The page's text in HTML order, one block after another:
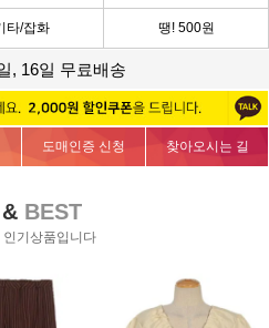
타/잡화 땡! 500원
, 16일 무료배송
도매인증 신청 찾아오시는 길
BEST
인기상품입니다